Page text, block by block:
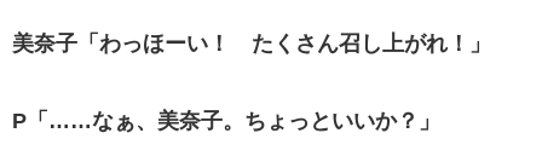
美奈子「わっほーい！ たくさん召し上がれ！」
P「……なぁ、美奈子。ちょっといいか？」